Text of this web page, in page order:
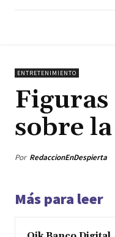
ENTRETENIMIENTO
sobre
Por RedaccionEnDespierta
Más para leer